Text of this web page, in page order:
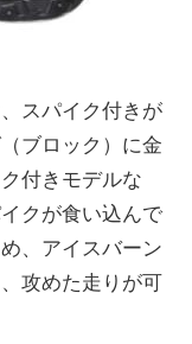
スパイク付きが
ブロック）に金
付きモデルな
クが食い込んで
、アイスバーン
攻めた走りが可